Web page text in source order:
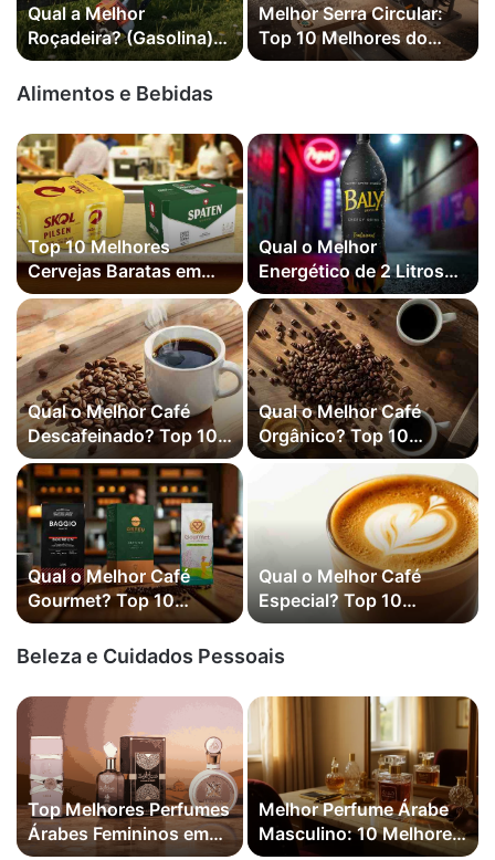
Qual a Melhor
Roçadeira? (Gasolina)
(Elétrica) ou (Bateria)
em 2026
Melhor Serra Circular:
Top 10 Melhores do
Mercado em 2026
Alimentos e Bebidas
Top 10 Melhores
Cervejas Baratas em
2026
Qual o Melhor
Energético de 2 Litros?
Mais Vendidos de 2026
Qual o Melhor Café
Descafeinado? Top 10
Melhores em 2026
Qual o Melhor Café
Orgânico? Top 10
Melhores em 2026
Qual o Melhor Café
Gourmet? Top 10
Melhores em 2026
Qual o Melhor Café
Especial? Top 10
Melhores em 2026
Beleza e Cuidados Pessoais
Top Melhores Perfumes
Árabes Femininos em
Melhor Perfume Árabe
Masculino: 10 Melhores